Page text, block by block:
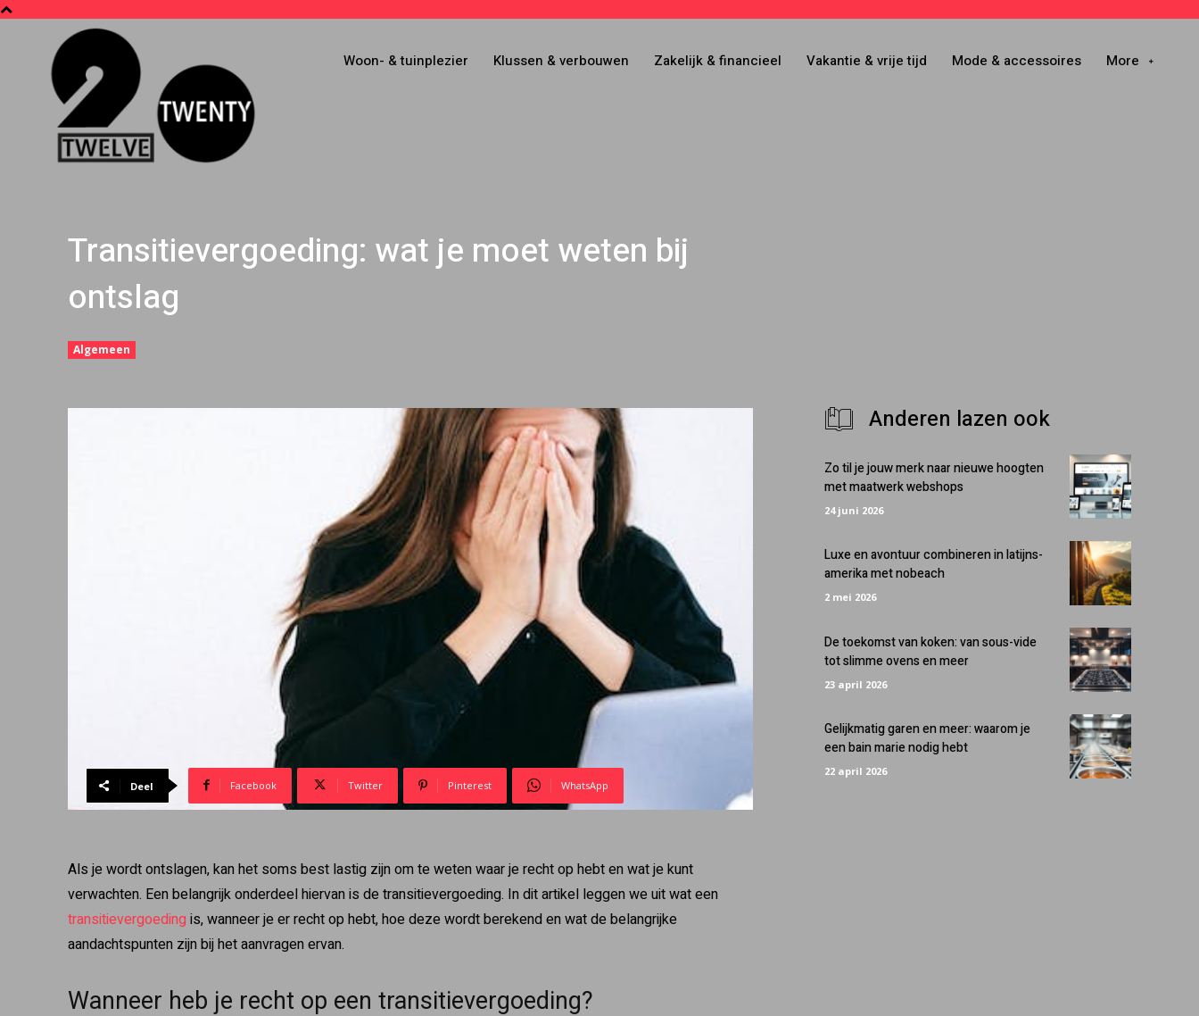
Woon- & tuinplezier Klussen & verbouwen Zakelijk & financieel Vakantie & vrije tijd Mode & accessoires More
Transitievergoeding: wat je moet weten bij
ontslag
Algemeen
Deel Facebook Twitter Pinterest WhatsApp
Als je wordt ontslagen, kan het soms best lastig zijn om te weten waar je recht op hebt en wat je kunt
verwachten. Een belangrijk onderdeel hiervan is de transitievergoeding. In dit artikel leggen we uit wat een
transitievergoeding is, wanneer je er recht op hebt, hoe deze wordt berekend en wat de belangrijke
aandachtspunten zijn bij het aanvragen ervan.
Wanneer heb je recht op een transitievergoeding?
Anderen lazen ook
Zo til je jouw merk naar nieuwe hoogten
met maatwerk webshops
24 juni 2026
Luxe en avontuur combineren in latijns-
amerika met nobeach
2 mei 2026
De toekomst van koken: van sous-vide
tot slimme ovens en meer
23 april 2026
Gelijkmatig garen en meer: waarom je
een bain marie nodig hebt
22 april 2026